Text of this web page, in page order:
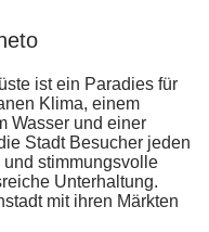
ist ein Paradies für
Klima, einem
Wasser und einer
Stadt Besucher jeden
stimmungsvolle
Unterhaltung.
mit ihren Märkten